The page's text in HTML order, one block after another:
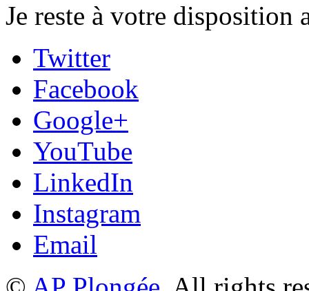
Je reste à votre disposition
Twitter
Facebook
Google+
YouTube
LinkedIn
Instagram
Email